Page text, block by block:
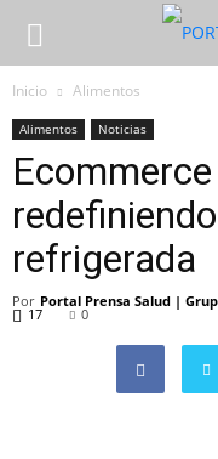
Inicio Alimentos
Alimentos Noticias
refrigerada
Por Portal Prensa Salud |
17 0